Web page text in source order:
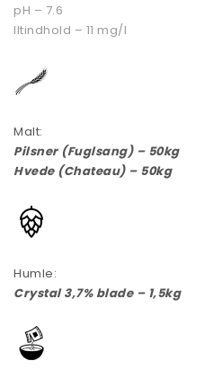
pH – 7.6
Iltindhold – 11 mg/l
Malt:
Pilsner (Fuglsang) – 50kg
Hvede (Chateau) – 50kg
Humle:
Crystal 3,7% blade – 1,5kg